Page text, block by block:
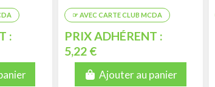
:
PRIX ADHÉRENT :
5,22 €
Ajouter au panier